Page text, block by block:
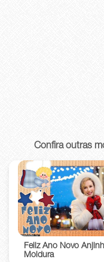
Confira outras
Feliz Ano Novo
Moldura